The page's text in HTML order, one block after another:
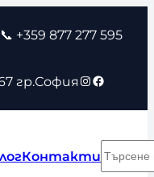
📞 +359 877 277 595
гр.София Instagram
Facebook
Контакти